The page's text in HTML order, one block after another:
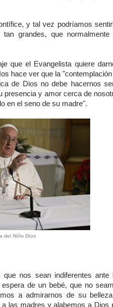
y tal vez podríamos
grandes, que normalmente
que el Evangelista quiere
hace ver que la
de Dios no debe hacernos
presencia y amor cerca de
en el seno de su madre".
del Niño Dios
nos sean indiferentes ante
de un bebé, que no
a admirarnos de su
las madres y alabemos a Dios